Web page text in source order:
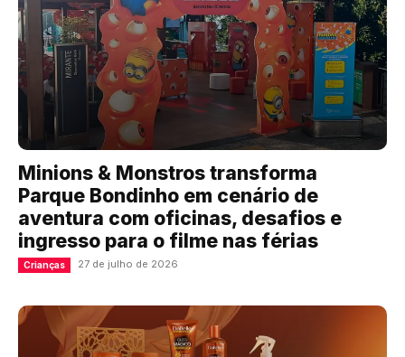
Minions & Monstros transforma
Parque Bondinho em cenário de
aventura com oficinas, desafios e
ingresso para o filme nas férias
Crianças 27 de julho de 2026